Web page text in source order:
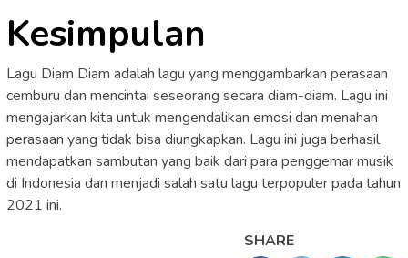
Kesimpulan
Lagu Diam Diam adalah lagu yang menggambarkan perasaan
cemburu dan mencintai seseorang secara diam-diam. Lagu ini
mengajarkan kita untuk mengendalikan emosi dan menahan
perasaan yang tidak bisa diungkapkan. Lagu ini juga berhasil
mendapatkan sambutan yang baik dari para penggemar musik
di Indonesia dan menjadi salah satu lagu terpopuler pada tahun
2021 ini.
SHARE